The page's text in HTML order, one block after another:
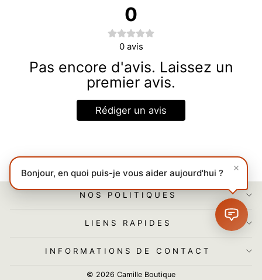
0
0 avis
Pas encore d'avis. Laissez un
premier avis.
Rédiger un avis
NOS POLITIQUES
LIENS RAPIDES
INFORMATIONS DE CONTACT
© 2026 Camille Boutique
Bonjour, en quoi puis-je vous aider aujourd'hui ?